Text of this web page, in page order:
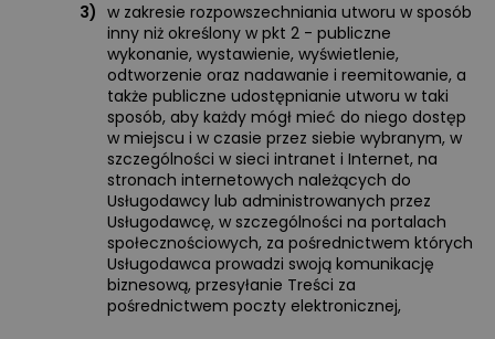
3) w zakresie rozpowszechniania utworu w sposób
inny niż określony w pkt 2 - publiczne
wykonanie, wystawienie, wyświetlenie,
odtworzenie oraz nadawanie i reemitowanie, a
także publiczne udostępnianie utworu w taki
sposób, aby każdy mógł mieć do niego dostęp
w miejscu i w czasie przez siebie wybranym, w
szczególności w sieci intranet i Internet, na
stronach internetowych należących do
Usługodawcy lub administrowanych przez
Usługodawcę, w szczególności na portalach
społecznościowych, za pośrednictwem których
Usługodawca prowadzi swoją komunikację
biznesową, przesyłanie Treści za
pośrednictwem poczty elektronicznej,